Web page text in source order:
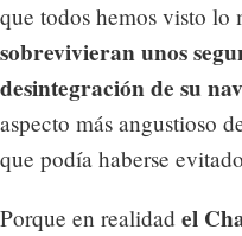
que todos hemos visto lo
sobrevivieran unos
desintegración de su
aspecto más angustioso
que podía haberse
Porque en realidad el